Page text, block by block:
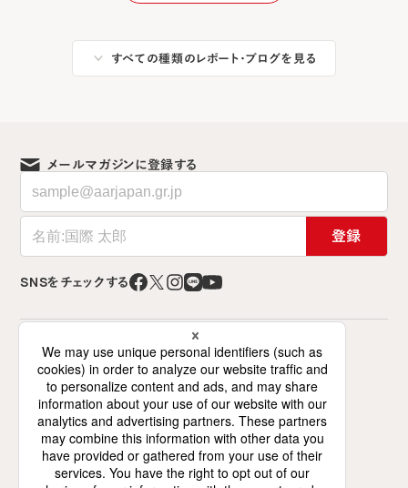
すべての種類のレポート・ブログを見る
メールマガジンに登録する
登録
SNSをチェックする
特定非営利活動法人 難民を助ける会（AAR Japan）
〒141-0021 東京都品川区上大崎2-12-2
ミズホビル7階（交流スペースは6階）